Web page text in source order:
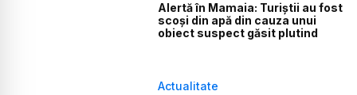
Alertă în Mamaia: Turiștii au fost
scoși din apă din cauza unui
obiect suspect găsit plutind
Actualitate